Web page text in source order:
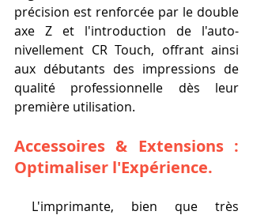
précision est renforcée par le double
axe Z et l'introduction de l'auto-
nivellement CR Touch, offrant ainsi
aux débutants des impressions de
qualité professionnelle dès leur
première utilisation.
Accessoires & Extensions :
Optimaliser l'Expérience.